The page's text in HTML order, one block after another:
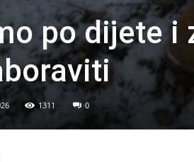
po dijete i
1311 0